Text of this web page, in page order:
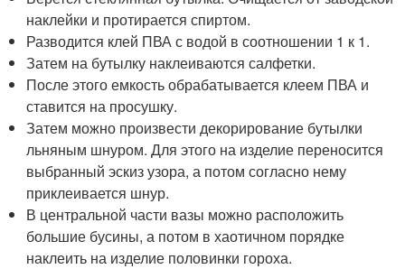
наклейки и протирается спиртом.
Разводится клей ПВА с водой в соотношении 1 к 1.
Затем на бутылку наклеиваются салфетки.
После этого емкость обрабатывается клеем ПВА и
ставится на просушку.
Затем можно произвести декорирование бутылки
льняным шнуром. Для этого на изделие переносится
выбранный эскиз узора, а потом согласно нему
приклеивается шнур.
В центральной части вазы можно расположить
большие бусины, а потом в хаотичном порядке
наклеить на изделие половинки гороха.